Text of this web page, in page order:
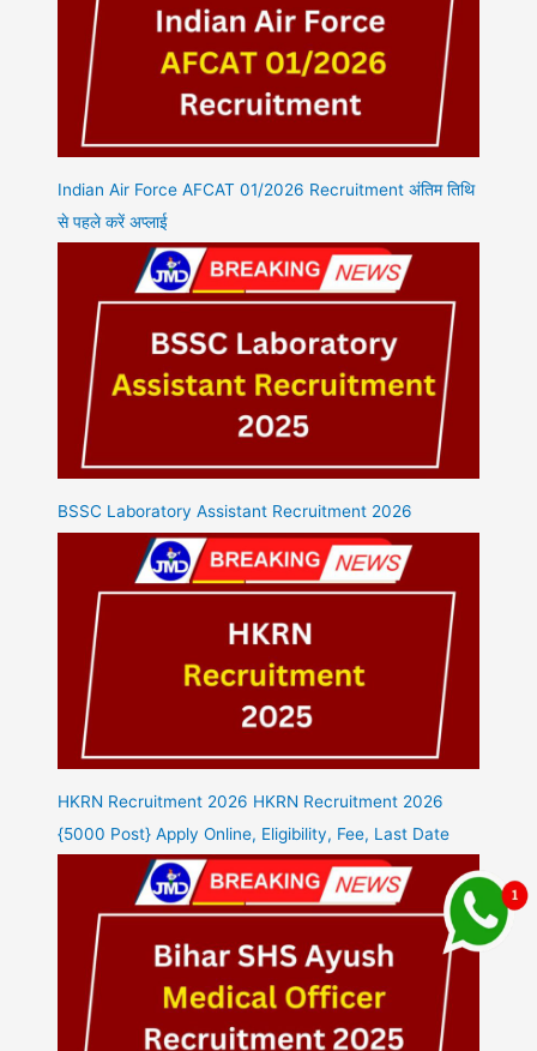
Indian Air Force AFCAT 01/2026 Recruitment अंतिम तिथि
से पहले करें अप्लाई
BSSC Laboratory Assistant Recruitment 2026
HKRN Recruitment 2026 HKRN Recruitment 2026
{5000 Post} Apply Online, Eligibility, Fee, Last Date